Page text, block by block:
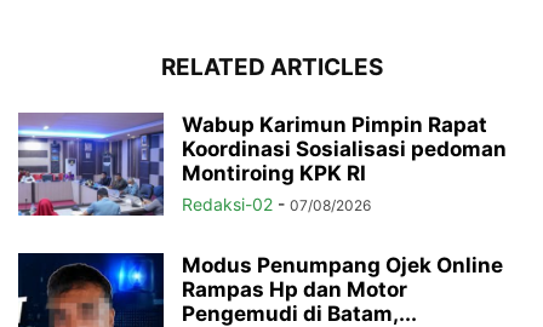
RELATED ARTICLES
Wabup Karimun Pimpin Rapat
Koordinasi Sosialisasi pedoman
Montiroing KPK RI
Redaksi-02 - 07/08/2026
Modus Penumpang Ojek Online
Rampas Hp dan Motor
Pengemudi di Batam,...